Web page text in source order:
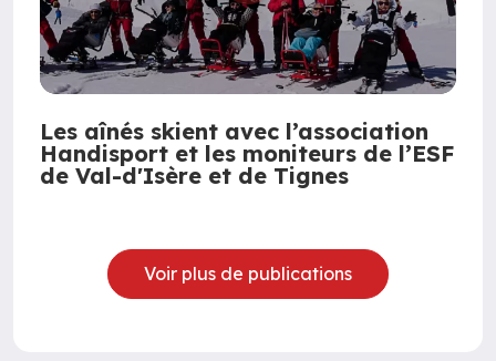
Les aînés skient avec l’association
Handisport et les moniteurs de l’ESF
de Val-d'Isère et de Tignes
Voir plus de publications